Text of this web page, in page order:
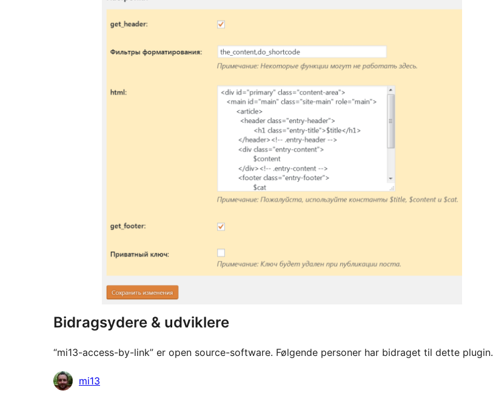
Bidragsydere & udviklere
“mi13-access-by-link” er open source-software. Følgende personer har bidraget til dette plugin.
Bidragsydere
mi13